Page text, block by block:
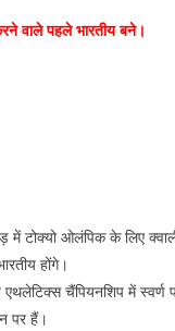
वाले पहले भारतीय बने।
में टोक्यो ओलंपिक के लिए
होंगे।
चैंपियनशिप में स्वर्ण
पर हैं।